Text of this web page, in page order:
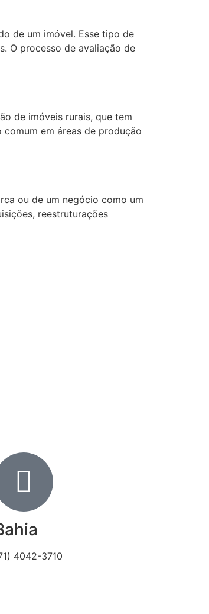
de um imóvel. Esse tipo de
O processo de avaliação de
de imóveis rurais, que tem
em áreas de produção
ou de um negócio como um
reestruturações
4042-3710